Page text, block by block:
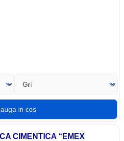
CIMENTICA “EMEX